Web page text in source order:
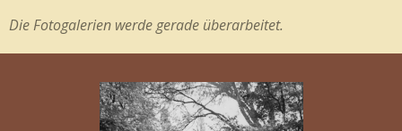
Die Fotogalerien werde gerade überarbeitet.